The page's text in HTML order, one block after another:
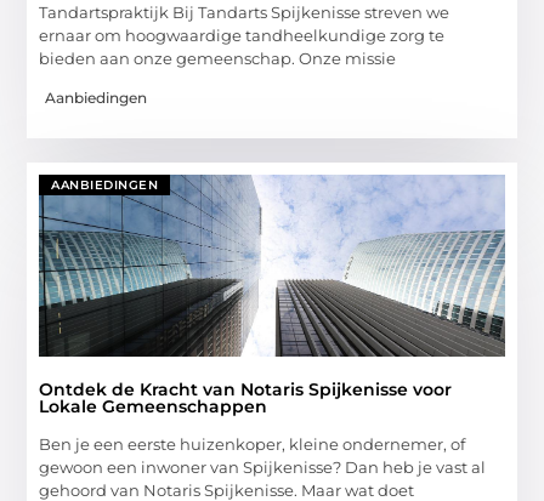
Tandartspraktijk Bij Tandarts Spijkenisse streven we
ernaar om hoogwaardige tandheelkundige zorg te
bieden aan onze gemeenschap. Onze missie
Aanbiedingen
AANBIEDINGEN
Ontdek de Kracht van Notaris Spijkenisse voor
Lokale Gemeenschappen
Ben je een eerste huizenkoper, kleine ondernemer, of
gewoon een inwoner van Spijkenisse? Dan heb je vast al
gehoord van Notaris Spijkenisse. Maar wat doet